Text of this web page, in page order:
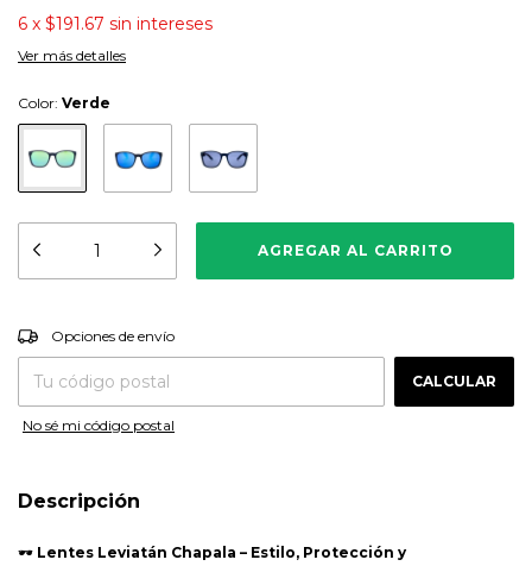
6 x $191.67 sin intereses
Ver más detalles
Color: Verde
Entregas para el CP:
Opciones de envío
CALCULAR
No sé mi código postal
Descripción
🕶️ Lentes Leviatán Chapala – Estilo, Protección y